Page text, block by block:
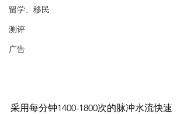
留学、移民
测评
广告
采用每分钟1400-1800次的脉冲水流快速